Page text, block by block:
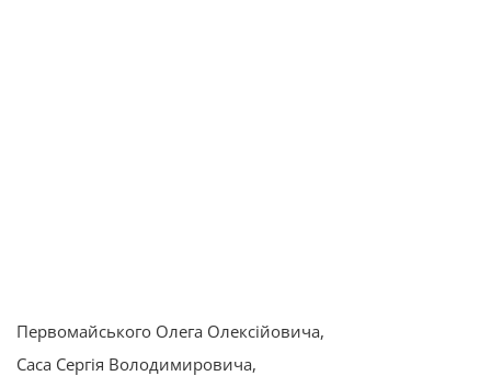
Первомайського Олега Олексійовича,
Саса Сергія Володимировича,